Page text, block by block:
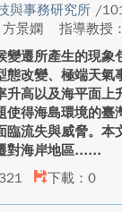
與事務研究所 /
景嫻
指導教授：
變遷所產生的現象
態改變、極端天氣
升高以及海平面上
使得海島環境的臺
臨流失與威脅。本
對海岸地區...
下載：0